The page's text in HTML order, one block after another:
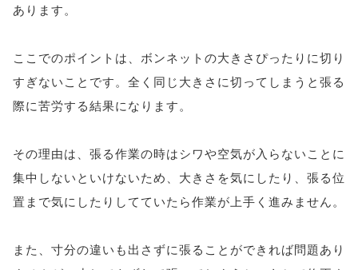
あります。
ここでのポイントは、ボンネットの大きさぴったりに切り
すぎないことです。全く同じ大きさに切ってしまうと張る
際に苦労する結果になります。
その理由は、張る作業の時はシワや空気が入らないことに
集中しないといけないため、大きさを気にしたり、張る位
置まで気にしたりしてていたら作業が上手く進みません。
また、寸分の違いも出さずに張ることができれば問題あり